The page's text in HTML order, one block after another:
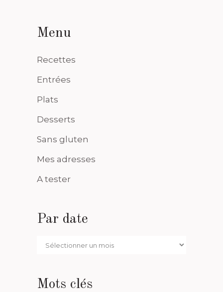
Menu
Recettes
Entrées
Plats
Desserts
Sans gluten
Mes adresses
A tester
Par date
Par
Mots clés